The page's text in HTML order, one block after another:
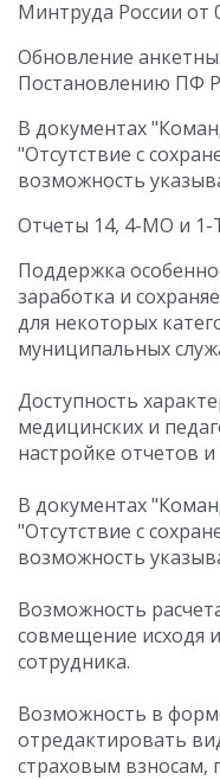
Минтруда России от
Обновление
Постановлению ПФ
В документах
"Отсутствие с
возможность
Отчеты 14, 4-МО и 1-
Поддержка
заработка и
для некоторых
муниципальных
Доступность
медицинских и
настройке отчетов и
В документах
"Отсутствие с
возможность
Возможность
совмещение
сотрудника.
Возможность в
отредактировать
страховым взносам,